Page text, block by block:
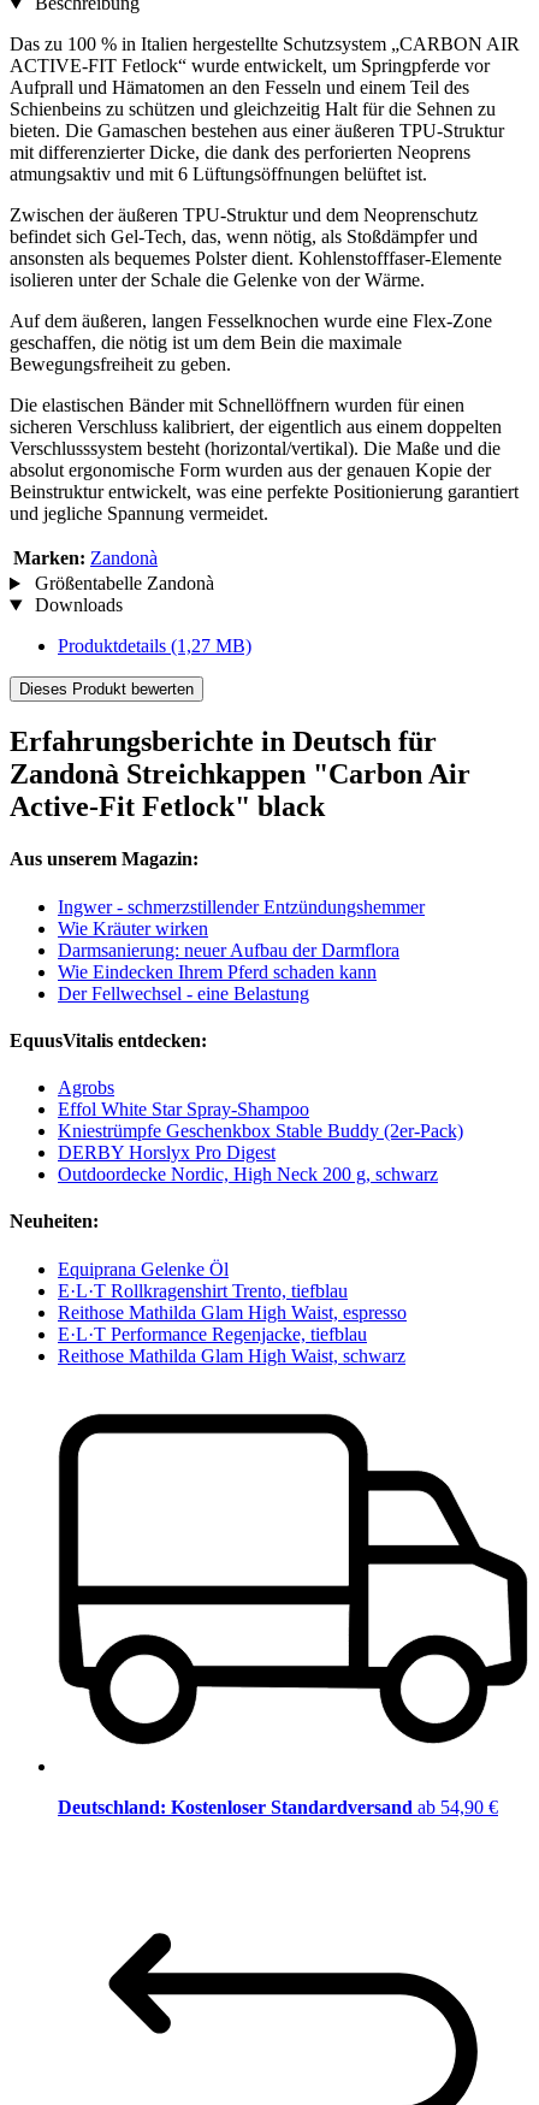
Das zu 100 % in Italien hergestellte Schutzsystem „CARBON AIR
ACTIVE-FIT Fetlock“ wurde entwickelt, um Springpferde vor
Aufprall und Hämatomen an den Fesseln und einem Teil des
Schienbeins zu schützen und gleichzeitig Halt für die Sehnen zu
bieten. Die Gamaschen bestehen aus einer äußeren TPU-Struktur
mit differenzierter Dicke, die dank des perforierten Neoprens
atmungsaktiv und mit 6 Lüftungsöffnungen belüftet ist.
Zwischen der äußeren TPU-Struktur und dem Neoprenschutz
befindet sich Gel-Tech, das, wenn nötig, als Stoßdämpfer und
ansonsten als bequemes Polster dient. Kohlenstofffaser-Elemente
isolieren unter der Schale die Gelenke von der Wärme.
Auf dem äußeren, langen Fesselknochen wurde eine Flex-Zone
geschaffen, die nötig ist um dem Bein die maximale
Bewegungsfreiheit zu geben.
Die elastischen Bänder mit Schnellöffnern wurden für einen
sicheren Verschluss kalibriert, der eigentlich aus einem doppelten
Verschlusssystem besteht (horizontal/vertikal). Die Maße und die
absolut ergonomische Form wurden aus der genauen Kopie der
Beinstruktur entwickelt, was eine perfekte Positionierung garantiert
und jegliche Spannung vermeidet.
Marken: Zandonà
Größentabelle Zandonà
Downloads
Produktdetails (1,27 MB)
Dieses Produkt bewerten
Erfahrungsberichte in Deutsch für
Zandonà Streichkappen "Carbon Air
Active-Fit Fetlock" black
Aus unserem Magazin:
Ingwer - schmerzstillender Entzündungshemmer
Wie Kräuter wirken
Darmsanierung: neuer Aufbau der Darmflora
Wie Eindecken Ihrem Pferd schaden kann
Der Fellwechsel - eine Belastung
EquusVitalis entdecken:
Agrobs
Effol White Star Spray-Shampoo
Kniestrümpfe Geschenkbox Stable Buddy (2er-Pack)
DERBY Horslyx Pro Digest
Outdoordecke Nordic, High Neck 200 g, schwarz
Neuheiten:
Equiprana Gelenke Öl
E·L·T Rollkragenshirt Trento, tiefblau
Reithose Mathilda Glam High Waist, espresso
E·L·T Performance Regenjacke, tiefblau
Reithose Mathilda Glam High Waist, schwarz
Deutschland: Kostenloser Standardversand ab 54,90 €